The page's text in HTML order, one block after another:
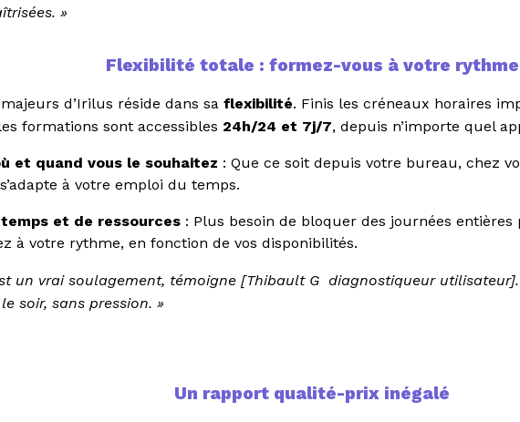
»
Flexibilité totale : formez-vous à votre rythme
d’Irilus réside dans sa flexibilité. Finis les créneaux horaires
formations sont accessibles 24h/24 et 7j/7, depuis n’importe quel
et quand vous le souhaitez : Que ce soit depuis votre bureau, chez
à votre emploi du temps.
et de ressources : Plus besoin de bloquer des journées
à votre rythme, en fonction de vos disponibilités.
un vrai soulagement, témoigne [Thibault G diagnostiqueur
soir, sans pression. »
Un rapport qualité-prix inégalé